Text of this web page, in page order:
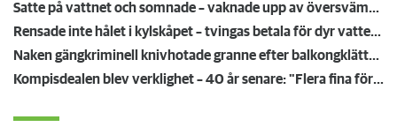
Satte på vattnet och somnade – vaknade upp av översvämning hos grannen
Rensade inte hålet i kylskåpet – tvingas betala för dyr vattenskada
Naken gängkriminell knivhotade granne efter balkongklättring
Kompisdealen blev verklighet – 40 år senare: "Flera fina fördelar med att dela bostad"